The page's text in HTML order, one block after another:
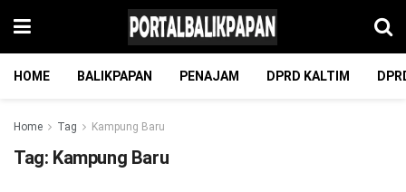
HOME BALIKPAPAN PENAJAM DPRD KALTIM
Home Tag Kampung Baru
Tag: Kampung Baru